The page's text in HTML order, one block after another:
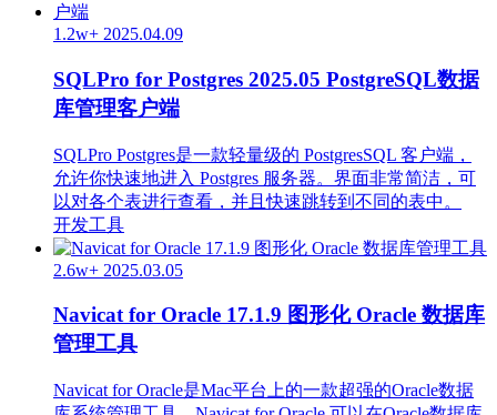
1.2w+ 2025.04.09
SQLPro for Postgres 2025.05 PostgreSQL数据
库管理客户端
SQLPro Postgres是一款轻量级的 PostgresSQL 客户端，
允许你快速地进入 Postgres 服务器。界面非常简洁，可
以对各个表进行查看，并且快速跳转到不同的表中。
开发工具
2.6w+ 2025.03.05
Navicat for Oracle 17.1.9 图形化 Oracle 数据库
管理工具
Navicat for Oracle是Mac平台上的一款超强的Oracle数据